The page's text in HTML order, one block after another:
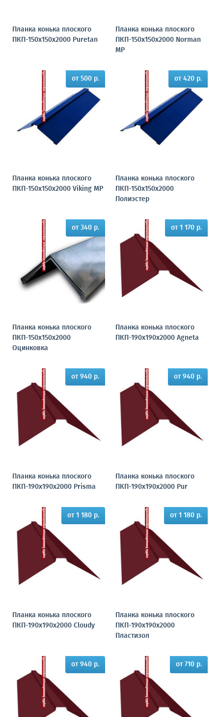
Планка конька плоского
ПКП-150х150х2000 Puretan
Планка конька плоского
ПКП-150х150х2000 Norman
MP
от 500 р.
Планка конька плоского
ПКП-150х150х2000 Viking MP
от 420 р.
Планка конька плоского
ПКП-150х150х2000
Полиэстер
от 340 р.
Планка конька плоского
ПКП-150х150х2000
Оцинковка
от 1 170 р.
Планка конька плоского
ПКП-190х190х2000 Agneta
от 940 р.
Планка конька плоского
ПКП-190х190х2000 Prisma
от 940 р.
Планка конька плоского
ПКП-190х190х2000 Pur
от 1 180 р.
Планка конька плоского
ПКП-190х190х2000 Cloudy
от 1 180 р.
Планка конька плоского
ПКП-190х190х2000
Пластизол
от 940 р. от 710 р.